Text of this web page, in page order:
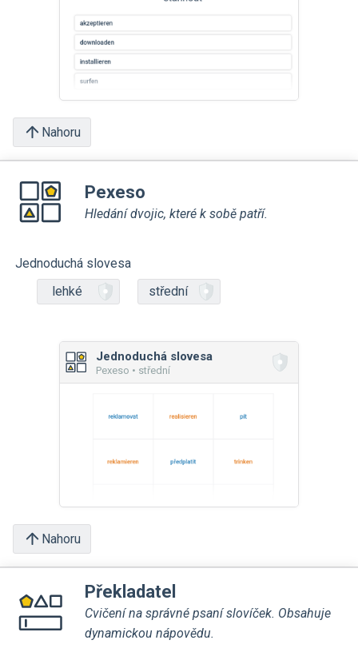
Nahoru
Pexeso
Hledání dvojic, které k sobě patří.
Jednoduchá slovesa
lehké
střední
Jednoduchá slovesa
Pexeso • střední
Nahoru
Překladatel
Cvičení na správné psaní slovíček. Obsahuje
dynamickou nápovědu.